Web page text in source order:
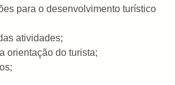
para o desenvolvimento turístico
atividades;
orientação do turista;